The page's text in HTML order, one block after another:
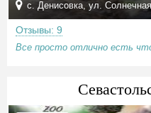
с. Денисовка, ул.
Отзывы: 9
Все просто отлично есть